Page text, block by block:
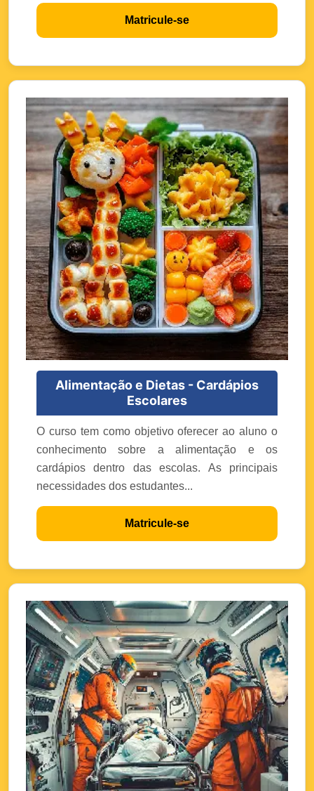
Matricule-se
Alimentação e Dietas - Cardápios
Escolares
O curso tem como objetivo oferecer ao aluno o
conhecimento sobre a alimentação e os
cardápios dentro das escolas. As principais
necessidades dos estudantes...
Matricule-se